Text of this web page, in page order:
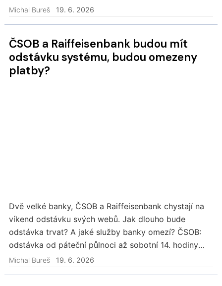
úroková sazba na mSpořicím účtu Plus z 4,01 %…
Michal Bureš 19. 6. 2026
ČSOB a Raiffeisenbank budou mít
odstávku systému, budou omezeny
platby?
Dvě velké banky, ČSOB a Raiffeisenbank chystají na
víkend odstávku svých webů. Jak dlouho bude
odstávka trvat? A jaké služby banky omezí? ČSOB:
odstávka od páteční půlnoci až sobotní 14. hodiny
ČSOB chystá výraznější odstávku, její internetové…
Michal Bureš 19. 6. 2026